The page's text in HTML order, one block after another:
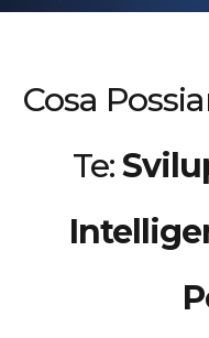
Cosa
Te: